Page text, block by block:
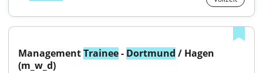
Management Trainee - Dortmund / Hagen
(m_w_d)